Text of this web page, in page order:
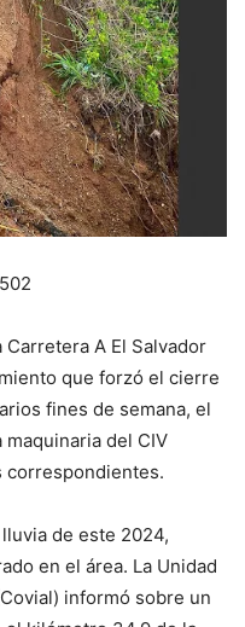
A El Salvador
que forzó el cierre
fines de semana, el
del CIV
correspondientes.
de este 2024,
en el área. La Unidad
informó sobre un